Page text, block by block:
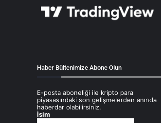
Haber Bültenimize Abone Olun
E-posta aboneliği ile kripto para
piyasasındaki son gelişmelerden anında
haberdar olabilirsiniz.
İsim